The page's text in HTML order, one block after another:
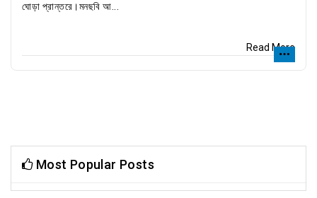
ঘোড়া প্রান্তরে।মনছবি আ...
Read More
Most Popular Posts